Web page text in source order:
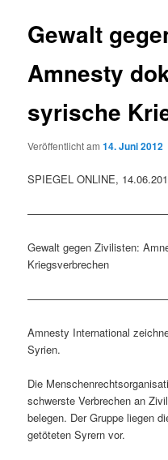
Gewalt
Amnesty
syrische
Veröffentlicht am14. Juni 2012
SPIEGEL ONLINE,
Gewalt gegen Zivilisten:
Kriegsverbrechen
Amnesty International
Syrien.
Die
schwerste Verbrechen an
belegen. Der Gruppe liegen
getöteten Syrern vor.